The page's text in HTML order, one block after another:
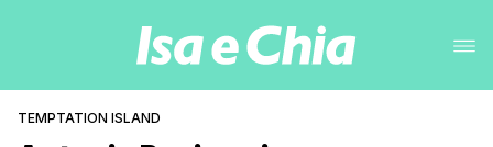
TEMPTATION ISLAND